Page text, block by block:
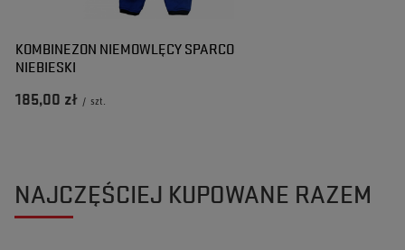
KOMBINEZON NIEMOWLĘCY SPARCO
NIEBIESKI
185,00 zł / szt.
NAJCZĘŚCIEJ KUPOWANE RAZEM